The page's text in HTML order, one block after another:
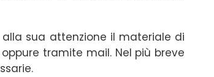
sua attenzione il materiale di
tramite mail. Nel più breve